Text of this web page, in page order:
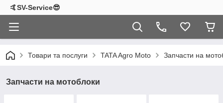
🤙SV-Service😎
Товари та послуги TATA Agro Moto Запчасти на
Запчасти на мотоблоки